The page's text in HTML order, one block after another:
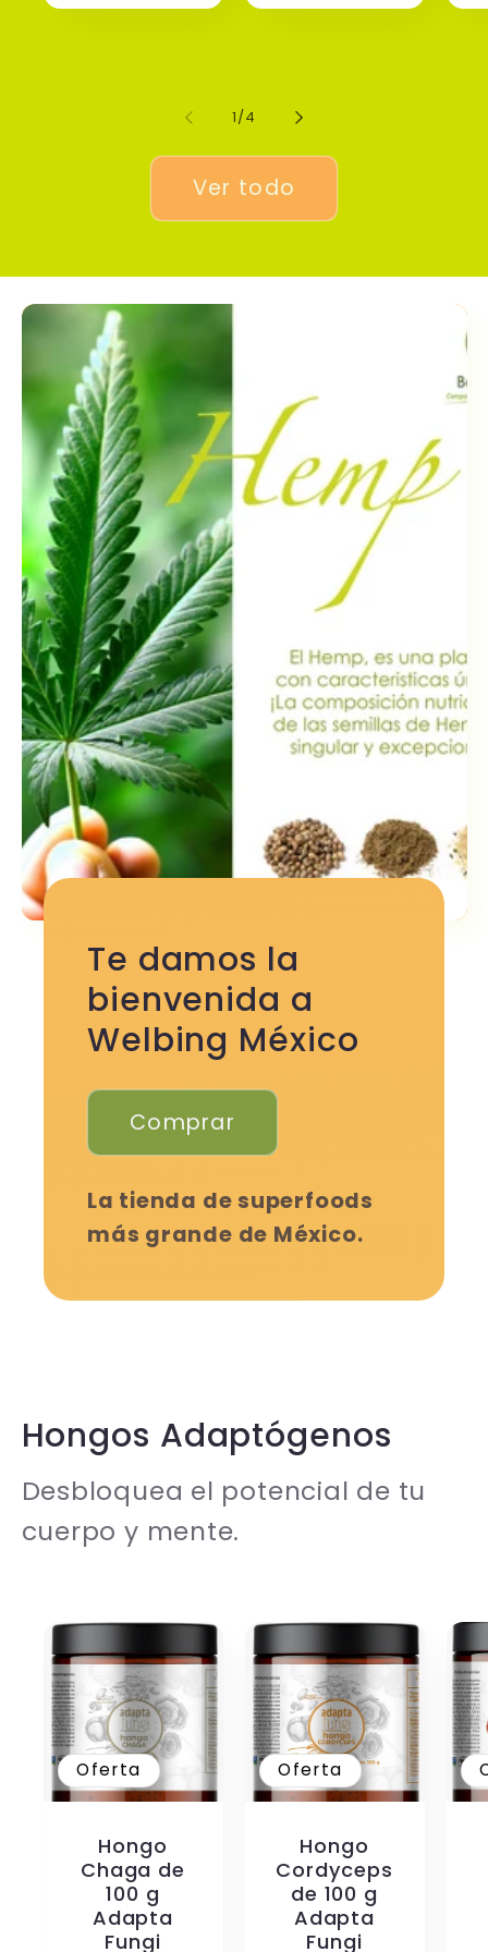
1/de
4
Ver todo
Te damos la
bienvenida a
Welbing México
Comprar
La tienda de superfoods
más grande de México.
Hongos Adaptógenos
Desbloquea el potencial de tu
cuerpo y mente.
Oferta
Hongo
Chaga de
100 g
Adapta
Fungi
Oferta
Hongo
Cordyceps
de 100 g
Adapta
Fungi